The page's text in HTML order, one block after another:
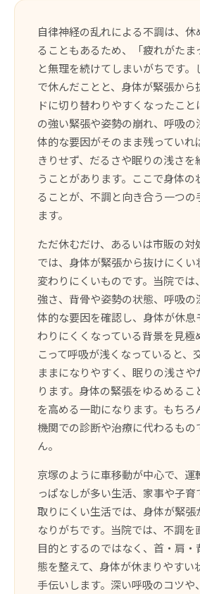
自律神経の乱れによる不調は、
ることもあるため、「疲れがたま
と無理を続けてしまいがちです
で休んだことと、身体が緊張から
ドに切り替わりやすくなったこと
の強い緊張や姿勢の崩れ、呼吸の
体的な要因がそのまま残っていれ
きりせず、だるさや眠りの浅さを
うことがあります。ここで身体の
ることが、不調と向き合う一つの
ます。
ただ休むだけ、あるいは市販の対
では、身体が緊張から抜けにくい
変わりにくいものです。当院では
強さ、背骨や姿勢の状態、呼吸の
体的な要因を確認し、身体が休息
わりにくくなっている背景を見極
こって呼吸が浅くなっていると、
ままになりやすく、眠りの浅さ
ります。身体の緊張をゆるめる
を高める一助になります。もちろ
機関での診断や治療に代わるもの
ん。
京塚のように車移動が中心で、運
っぱなしが多い生活、家事や子
取りにくい生活では、身体が緊張
なりがちです。当院では、不調を
目的とするのではなく、首・肩
態を整えて、身体が休まりやすい
手伝いします。深い呼吸のコツや